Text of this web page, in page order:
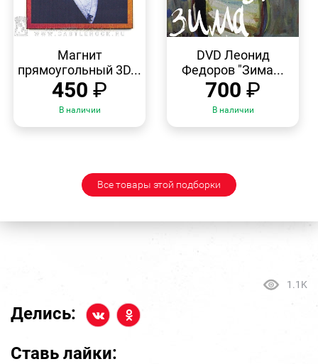
ПРОСМОТР
Магнит
прямоугольный 3D...
450 ₽
В наличии
ПРОСМОТР
DVD Леонид
Федоров "Зима...
700 ₽
В наличии
Все товары этой подборки
1.1K
Делись:
Ставь лайки: